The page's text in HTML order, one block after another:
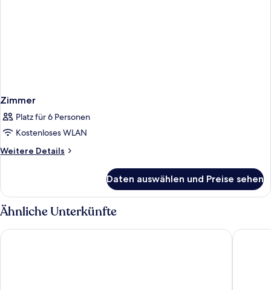
Zimmer
Platz für 6 Personen
Kostenloses WLAN
Weitere Details
Weitere
Daten auswählen und Preise sehen
Ähnliche Unterkünfte
Kurfürst am Kurfürstendamm